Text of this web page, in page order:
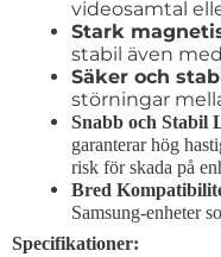
videosamtal
Stark
stabil även
Säker och
störningar
Snabb och Stabil
garanterar hög
risk för skada på
Bred
Samsung-enheter
Specifikationer: